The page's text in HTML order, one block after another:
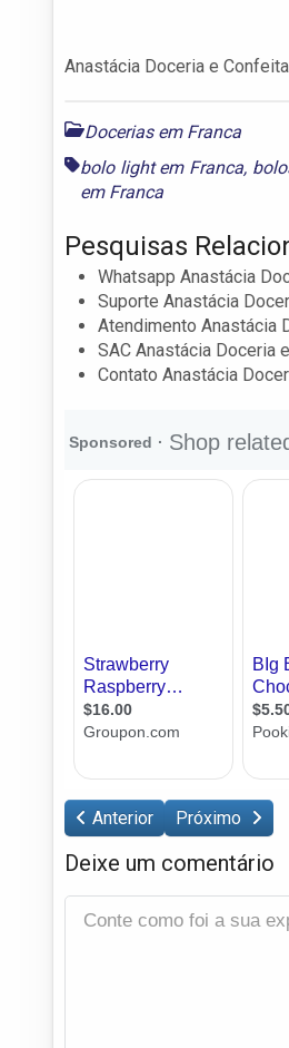
Anastácia Doceria e
Docerias em Franca
bolo light em Franca,
em Franca
Pesquisas
Whatsapp Anastácia
Suporte Anastácia
Atendimento Anastácia
SAC Anastácia Doceria
Contato Anastácia
Anterior Próximo
Deixe um comentário